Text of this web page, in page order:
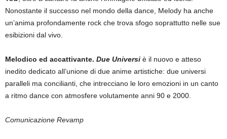
Nonostante il successo nel mondo della dance, Melody ha anche
un’anima profondamente rock che trova sfogo soprattutto nelle sue
esibizioni dal vivo.
Melodico ed accattivante. Due Universi è il nuovo e atteso
inedito dedicato all’unione di due anime artistiche: due universi
paralleli ma concilianti, che intrecciano le loro emozioni in un canto
a ritmo dance con atmosfere volutamente anni 90 e 2000.
Comunicazione Revamp